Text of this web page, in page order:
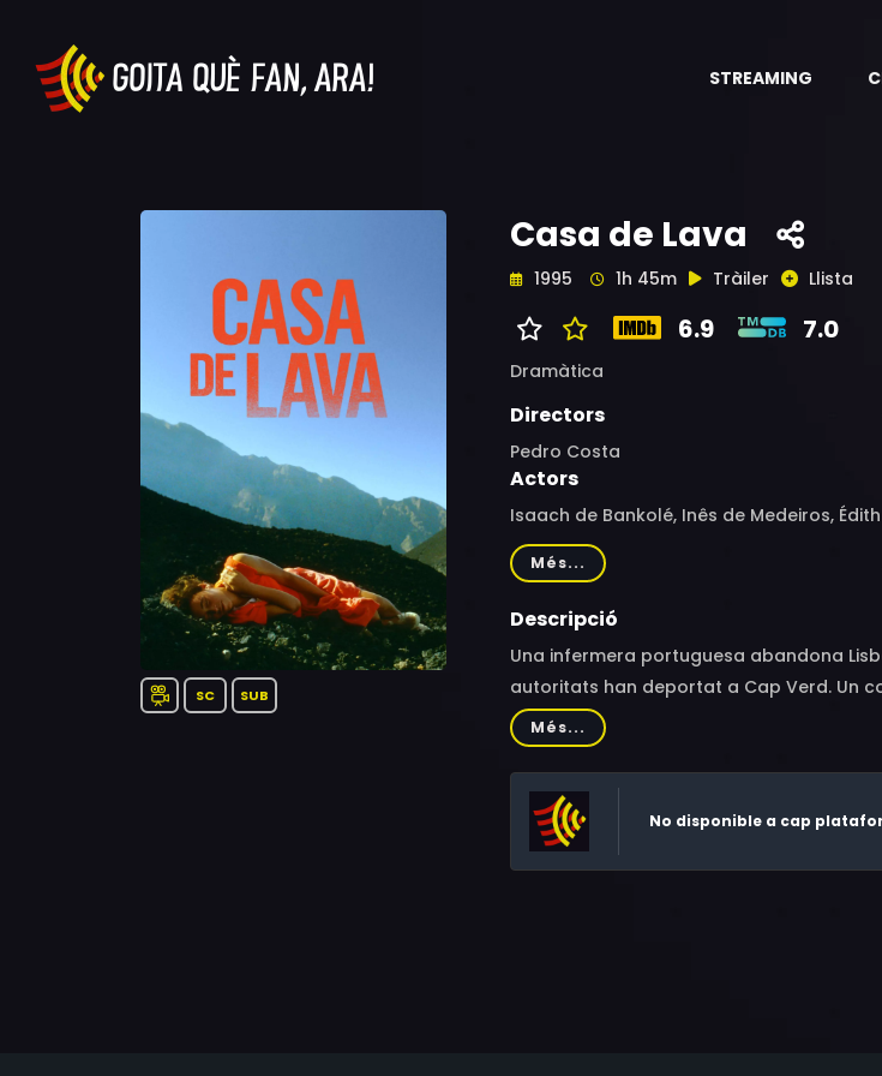
STREAMING
SC SUB
Casa de Lava
1995 1h 45m Tràiler Llista
6.9 7.0
Dramàtica
Directors
Pedro Costa
Actors
Isaach de Bankolé, Inês de Medeiros,
de Pina, Alina Montrond, Sandra do
António Andrade, Monica Calle, Luís
Montron, Sidonio Pais Quaresma, Amália
Més...
Descripció
Una infermera portuguesa abandona
autoritats han deportat a Cap Verd. Un
Més...
No disponible a cap